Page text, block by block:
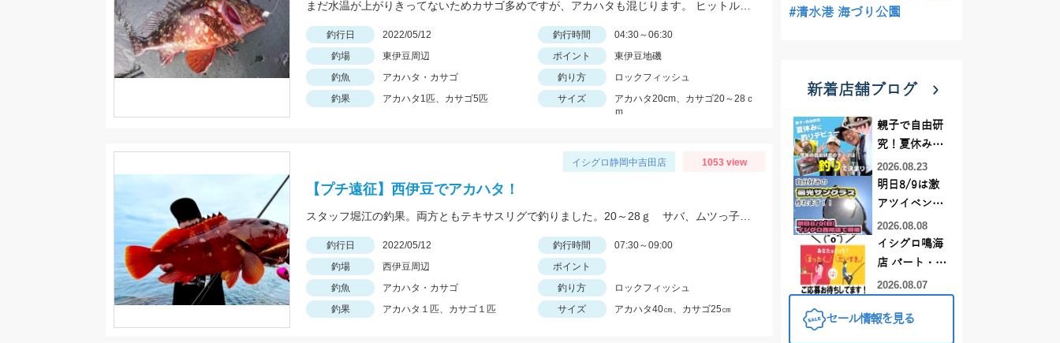
釣行日 2022/05/12 釣行時間
04:30～06:30
釣場
東伊豆周辺 ポイント
東伊豆地磯
釣魚
アカハタ・カサゴ 釣り方
ロックフィッシュ
釣果
アカハタ1匹、カサゴ5匹 サイズ
アカハタ20cm、カサゴ20～28ｃ
ｍ
イシグロ静岡中吉田店 1053 view
【プチ遠征】西伊豆でアカハタ！
釣行日 2022/05/12 釣行時間
07:30～09:00
釣場
西伊豆周辺
ポイント
釣魚
アカハタ・カサゴ 釣り方
ロックフィッシュ
釣果
アカハタ１匹、カサゴ１匹 サイズ アカハタ40㎝、カサゴ25㎝
#清水港 海づり公園
新着店舗ブログ
親子で自由研
究！夏休みに
釣りデビュー
2026.08.23
明日8/9は激
アツイベント
日！！！～オ
ーダー偏光グ
ラス受注会～
2026.08.08
イシグロ鳴海
店 パート・ア
ルバイトスタ
募集中！
2026.08.07
セール情報を見る